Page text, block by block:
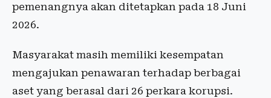
pemenangnya akan ditetapkan pada 18 Juni
2026.
Masyarakat masih memiliki kesempatan
mengajukan penawaran terhadap berbagai
aset yang berasal dari 26 perkara korupsi.